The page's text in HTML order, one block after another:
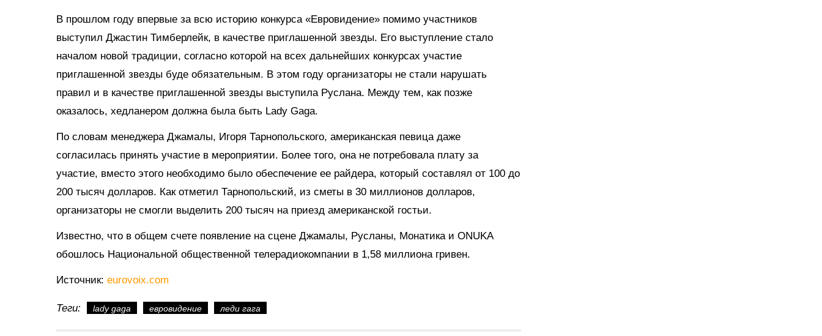
В прошлом году впервые за всю историю конкурса «Евровидение» помимо участников
выступил Джастин Тимберлейк, в качестве приглашенной звезды. Его выступление стало
началом новой традиции, согласно которой на всех дальнейших конкурсах участие
приглашенной звезды буде обязательным. В этом году организаторы не стали нарушать
правил и в качестве приглашенной звезды выступила Руслана. Между тем, как позже
оказалось, хедланером должна была быть Lady Gaga.
По словам менеджера Джамалы, Игоря Тарнопольского, американская певица даже
согласилась принять участие в мероприятии. Более того, она не потребовала плату за
участие, вместо этого необходимо было обеспечение ее райдера, который составлял от 100 до
200 тысяч долларов. Как отметил Тарнопольский, из сметы в 30 миллионов долларов,
организаторы не смогли выделить 200 тысяч на приезд американской гостьи.
Известно, что в общем счете появление на сцене Джамалы, Русланы, Монатика и ONUKA
обошлось Национальной общественной телерадиокомпании в 1,58 миллиона гривен.
Источник: eurovoix.com
Теги: lady gaga евровидение леди гага